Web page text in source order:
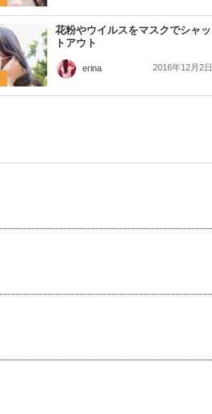
花粉やウイルスをマスクでシャッ
トアウト
erina 2016年12月2日